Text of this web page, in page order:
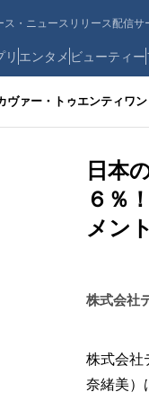
ス・ニュースリリース配信サ
リ エンタメ ビューティー
ヴァー・トゥエンティワン
日本
６％
メン
株式会社
株式会社
奈緒美）